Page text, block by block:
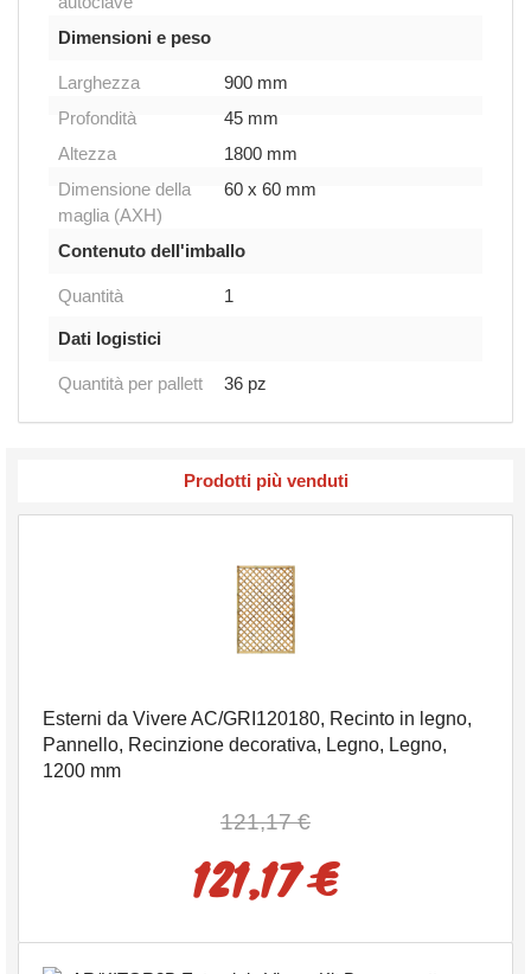
Dimensioni e peso
Larghezza
900 mm
Profondità
45 mm
Altezza
1800 mm
Dimensione della
maglia (AXH)
60 x 60 mm
Contenuto dell'imballo
Quantità 1
Dati logistici
Quantità per pallett 36 pz
Prodotti più venduti
Esterni da Vivere AC/GRI120180, Recinto in legno,
Pannello, Recinzione decorativa, Legno, Legno,
1200 mm
121,17 €
121,17 €